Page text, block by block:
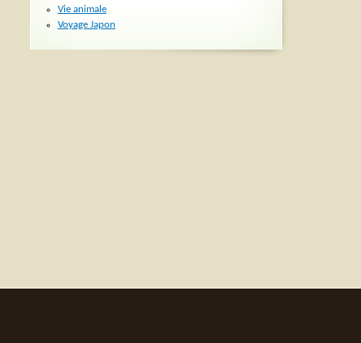
Vie animale
Voyage Japon